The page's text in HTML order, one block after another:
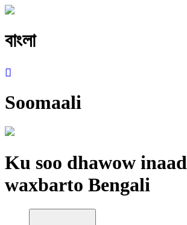
বাংলা
Soomaali
Ku soo dhawow inaad
waxbarto Bengali